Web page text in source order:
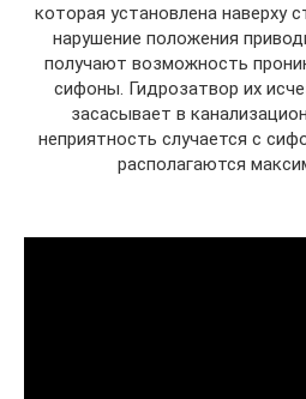
которая установлена наверху
нарушение положения
получают возможность
сифоны. Гидрозатвор их
засасывает в
неприятность случается с
располагаются